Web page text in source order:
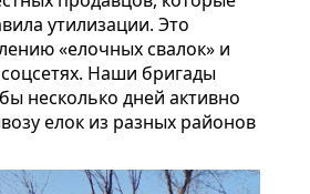
утилизации. Это
«елочных свалок» и
Наши бригады
несколько дней активно
елок из разных районов